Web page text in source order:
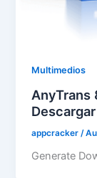
Multimedios
AnyTrans
Descargar
appcracker /
Generate